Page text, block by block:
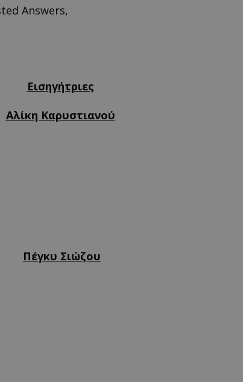
Answers,
Εισηγήτριες
Αλίκη Καρυστιανού
Πέγκυ Σιώζου